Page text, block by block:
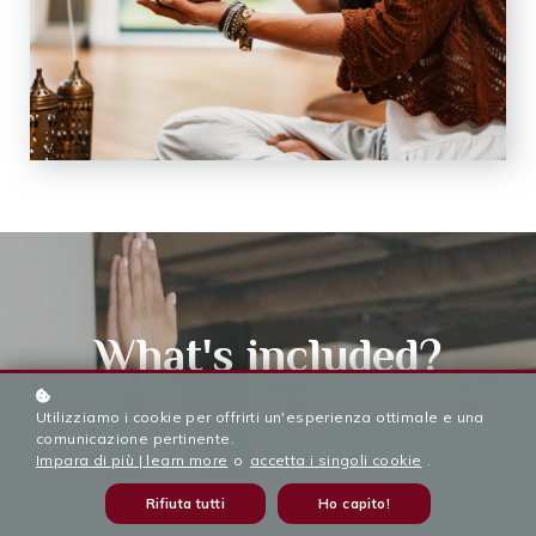
What's included?
Utilizziamo i cookie per offrirti un'esperienza ottimale e una
comunicazione pertinente.
Impara di più | learn more o accetta i singoli cookie .
Rifiuta tutti Ho capito!